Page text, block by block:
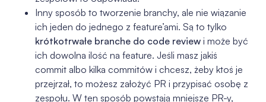
Inny sposób to tworzenie branchy, ale nie wiązanie
ich jeden do jednego z feature’ami. Są to tylko
krótkotrwałe branche do code reviewi może być
ich dowolna ilość na feature. Jeśli masz jakiś
commit albo kilka commitów i chcesz, żeby ktoś je
przejrzał, to możesz założyć PR i przypisać osobę z
zespołu. W ten sposób powstają mniejsze PR-y,